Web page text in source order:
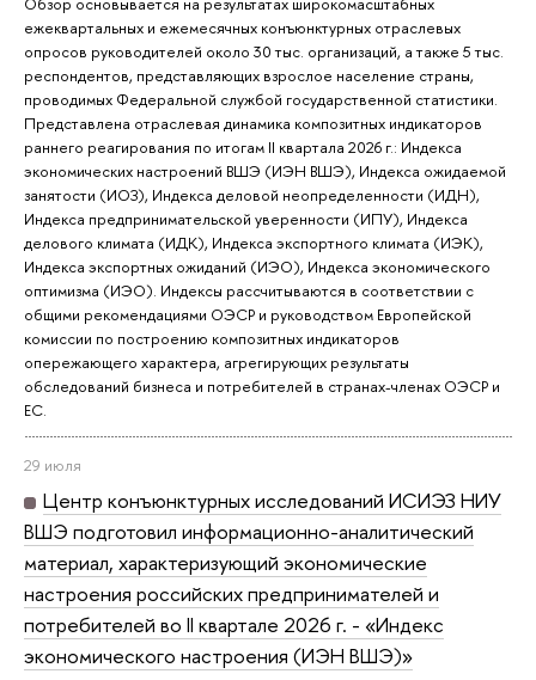
ежеквартальных и ежемесячных конъюнктурных отраслевых
опросов руководителей около 30 тыс. организаций, а также 5 тыс.
респондентов, представляющих взрослое население страны,
проводимых Федеральной службой государственной статистики.
Представлена отраслевая динамика композитных индикаторов
раннего реагирования по итогам II квартала 2026 г.: Индекса
экономических настроений ВШЭ (ИЭН ВШЭ), Индекса ожидаемой
занятости (ИОЗ), Индекса деловой неопределенности (ИДН),
Индекса предпринимательской уверенности (ИПУ), Индекса
делового климата (ИДК), Индекса экспортного климата (ИЭК),
Индекса экспортных ожиданий (ИЭО), Индекса экономического
оптимизма (ИЭО). Индексы рассчитываются в соответствии с
общими рекомендациями ОЭСР и руководством Европейской
комиссии по построению композитных индикаторов
опережающего характера, агрегирующих результаты
обследований бизнеса и потребителей в странах-членах ОЭСР и
ЕС.
29 июля
Центр конъюнктурных исследований ИСИЭЗ НИУ
ВШЭ подготовил информационно-аналитический
материал, характеризующий экономические
настроения российских предпринимателей и
потребителей во II квартале 2026 г. - «Индекс
экономического настроения (ИЭН ВШЭ)»